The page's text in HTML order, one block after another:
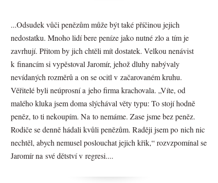
...Odsudek vůči penězům může být také příčinou jejich
nedostatku. Mnoho lidí bere peníze jako nutné zlo a tím je
zavrhují. Přitom by jich chtěli mít dostatek. Velkou nenávist
k financím si vypěstoval Jaromír, jehož dluhy nabývaly
nevídaných rozměrů a on se ocitl v začarovaném kruhu.
Věřitelé byli neúprosní a jeho firma krachovala. „Víte, od
malého kluka jsem doma slýchával věty typu: To stojí hodně
peněz, to ti nekoupím. Na to nemáme. Zase jsme bez peněz.
Rodiče se denně hádali kvůli penězům. Raději jsem po nich nic
nechtěl, abych nemusel poslouchat jejich křik,“ rozvzpomínal se
Jaromír na své dětství v regresi....